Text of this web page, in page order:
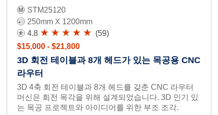
STM25120
250mm X 1200mm
4.8
(59)
$15,000 - $21,800
3D 회전 테이블과 8개 헤드가 있는 목공용 CNC
라우터
3D 4축 회전 테이블과 8개 헤드를 갖춘 CNC 라우터
머신은 회전 목각을 위해 설계되었습니다. 3D 인기 있
는 목공 프로젝트와 아이디어를 위한 부조 조각.